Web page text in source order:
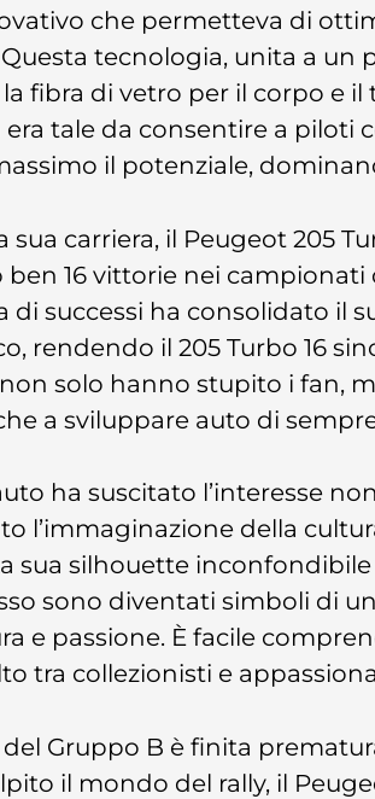
che permetteva di
tecnologia, unita a un
fibra di vetro per il corpo e
tale da consentire a piloti
il potenziale,
sua carriera, il Peugeot 205
16 vittorie nei campionati
di successi ha consolidato il
rendendo il 205 Turbo 16
solo hanno stupito i fan,
a sviluppare auto di
ha suscitato l’interesse
l’immaginazione della
sua silhouette
sono diventati simboli di
e passione. È facile
tra collezionisti e
del Gruppo B è finita
il mondo del rally, il